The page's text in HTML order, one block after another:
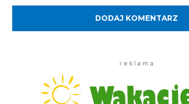
r e k l a m a